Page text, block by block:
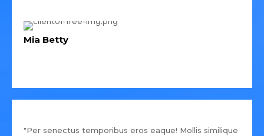
Mia Betty
"Per senectus temporibus eros eaque! Mollis similique